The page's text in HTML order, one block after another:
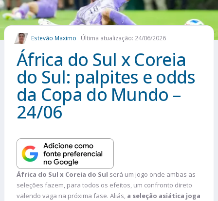
Estevão Maximo Última atualização: 24/06/2026
África do Sul x Coreia
do Sul: palpites e odds
da Copa do Mundo –
24/06
África do Sul x Coreia do Sul será um jogo onde ambas as
seleções fazem, para todos os efeitos, um confronto direto
valendo vaga na próxima fase. Aliás, a seleção asiática joga